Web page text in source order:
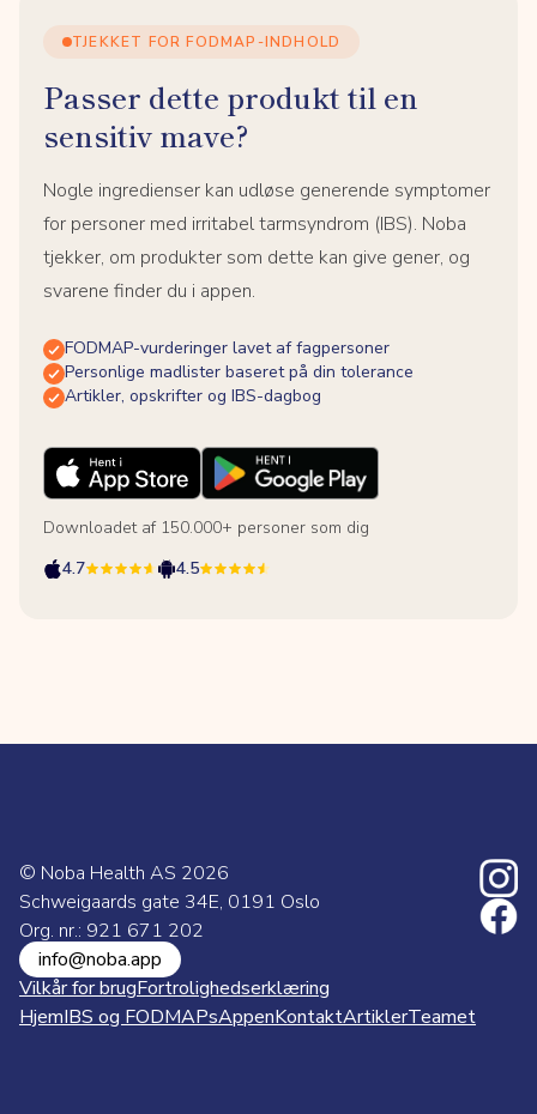
TJEKKET FOR FODMAP-INDHOLD
Passer dette produkt til en
sensitiv mave?
Nogle ingredienser kan udløse generende symptomer
for personer med irritabel tarmsyndrom (IBS). Noba
tjekker, om produkter som dette kan give gener, og
svarene finder du i appen.
FODMAP-vurderinger lavet af fagpersoner
Personlige madlister baseret på din tolerance
Artikler, opskrifter og IBS-dagbog
Downloadet af 150.000+ personer som dig
4.7
4.5
© Noba Health AS 2026
Schweigaards gate 34E, 0191 Oslo
Org. nr.: 921 671 202
info@noba.app
Vilkår for brugFortrolighedserklæring
HjemIBS og FODMAPsAppenKontaktArtiklerTeamet